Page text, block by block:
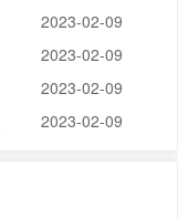
2023-02-09
2023-02-09
2023-02-09
2023-02-09